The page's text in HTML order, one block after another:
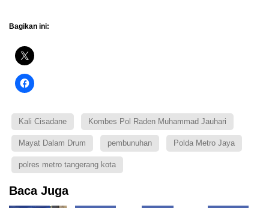
Bagikan ini:
Kali Cisadane Kombes Pol Raden Muhammad Jauhari
Mayat Dalam Drum pembunuhan Polda Metro Jaya
polres metro tangerang kota
Baca Juga